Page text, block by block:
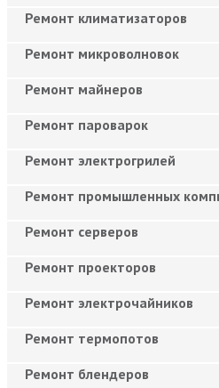
Ремонт климатизаторов
Ремонт микроволновок
Ремонт майнеров
Ремонт пароварок
Ремонт электрогрилей
Ремонт промышленных
Ремонт серверов
Ремонт проекторов
Ремонт электрочайников
Ремонт термопотов
Ремонт блендеров